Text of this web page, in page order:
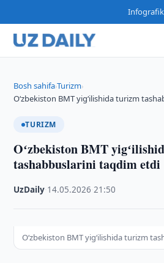
Bosh sahifa›Turizm›
Oʻzbekiston BMT yigʻilishida turizm
TURIZM
Oʻzbekiston BMT
tashabbuslarini taqdim etdi
UzDaily 14.05.2026 ·21:50
Oʻzbekiston BMT yigʻilishida turizm